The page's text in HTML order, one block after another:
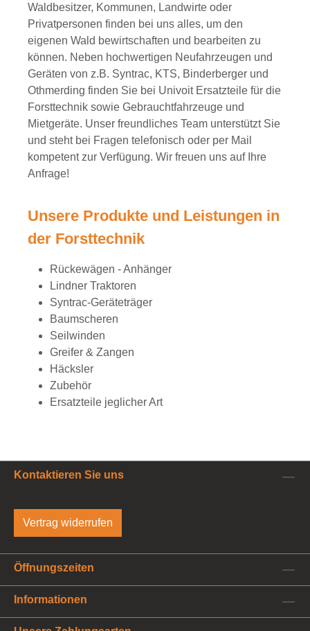
Waldbesitzer, Kommunen, Landwirte oder
Privatpersonen finden bei uns alles, um den
eigenen Wald bewirtschaften und bearbeiten zu
können. Neben hochwertigen Neufahrzeugen und
Geräten von z.B. Syntrac, KTS, Binderberger und
Othmerding finden Sie bei Univoit Ersatzteile für die
Forsttechnik sowie Gebrauchtfahrzeuge und
Mietgeräte. Unser freundliches Team unterstützt Sie
und steht bei Fragen telefonisch oder per Mail
kompetent zur Verfügung. Wir freuen uns auf Ihre
Anfrage!
Unsere Produkte und Leistungen in
der Forsttechnik
Rückewägen - Anhänger
Lindner Traktoren
Syntrac-Geräteträger
Baumscheren
Seilwinden
Greifer & Zangen
Häcksler
Zubehör
Ersatzteile jeglicher Art
Kontaktieren Sie uns
Vertrag widerrufen
Öffnungszeiten
Informationen